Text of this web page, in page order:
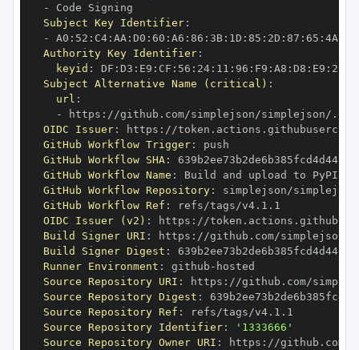
-
Subject Key Identifier:
-
A0 : 52 : C4: AA : D0 : 60 : A6 : 86 : 3B: 1D : 85 : 2D : 87 : 65 : 4A
Authority Key Identifier:
keyid : DF : D3 : E9 : CF : 56 : 24: 11 : 96 : F9 : A8 : D8 : E9 : 28
Subject Alternative Name (critical) :
url :
-
https : //github.com/simplejson/simplejson/
OIDC Issuer: https :
GitHub Workflow Trigger:
GitHub Workflow SHA:
GitHub Workflow Name :
GitHub Workflow Repository:
GitHub Workflow Ref :
OIDC Issuer (v2) : https :
Build Signer URI : https : //github.com/simplejson/
Build Signer Digest :
Runner Environment : github -
Source Repository URI : https :
Source Repository Digest :
Source Repository Ref :
Source Repository Identifier:
'1333666'
Source Repository Owner URI : https :